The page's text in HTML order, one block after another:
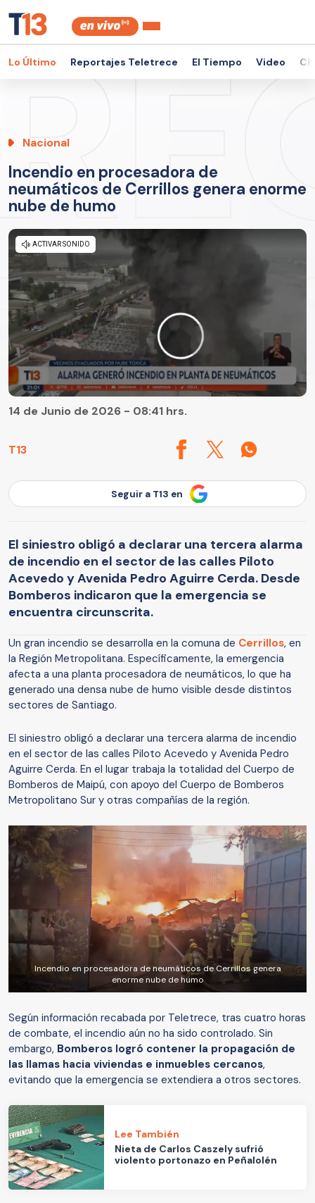
Lo Último Reportajes Teletrece El Tiempo Video
Nacional
Incendio en procesadora de
neumáticos de Cerrillos genera enorme
nube de humo
T13
14 de Junio de 2026 - 08:41 hrs.
Seguir a T13 en
El siniestro obligó a declarar una tercera alarma
de incendio en el sector de las calles Piloto
Acevedo y Avenida Pedro Aguirre Cerda. Desde
Bomberos indicaron que la emergencia se
encuentra circunscrita.
Un gran incendio se desarrolla en la comuna de Cerrillos, en
la Región Metropolitana. Específicamente, la emergencia
afecta a una planta procesadora de neumáticos, lo que ha
generado una densa nube de humo visible desde distintos
sectores de Santiago.
El siniestro obligó a declarar una tercera alarma de incendio
en el sector de las calles Piloto Acevedo y Avenida Pedro
Aguirre Cerda. En el lugar trabaja la totalidad del Cuerpo de
Bomberos de Maipú, con apoyo del Cuerpo de Bomberos
Metropolitano Sur y otras compañías de la región.
Incendio en procesadora de neumáticos de Cerrillos genera
enorme nube de humo
Según información recabada por Teletrece, tras cuatro horas
de combate, el incendio aún no ha sido controlado. Sin
embargo, Bomberos logró contener la propagación de
las llamas hacia viviendas e inmuebles cercanos,
evitando que la emergencia se extendiera a otros sectores.
Lee También
Nieta de Carlos Caszely sufrió
violento portonazo en Peñalolén